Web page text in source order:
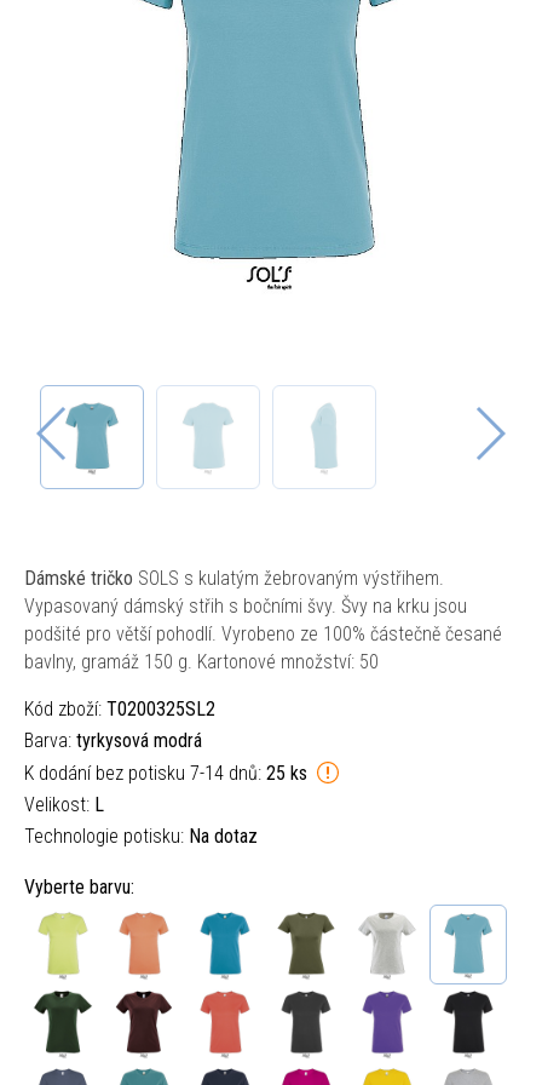
Dámské tričko SOLS s kulatým žebrovaným výstřihem.
Vypasovaný dámský střih s bočními švy. Švy na krku jsou
podšité pro větší pohodlí. Vyrobeno ze 100% částečně česané
bavlny, gramáž 150 g. Kartonové množství: 50
Kód zboží: T0200325SL2
Barva: tyrkysová modrá
K dodání bez potisku 7-14 dnů: 25 ks
Velikost: L
Technologie potisku: Na dotaz
Vyberte barvu: